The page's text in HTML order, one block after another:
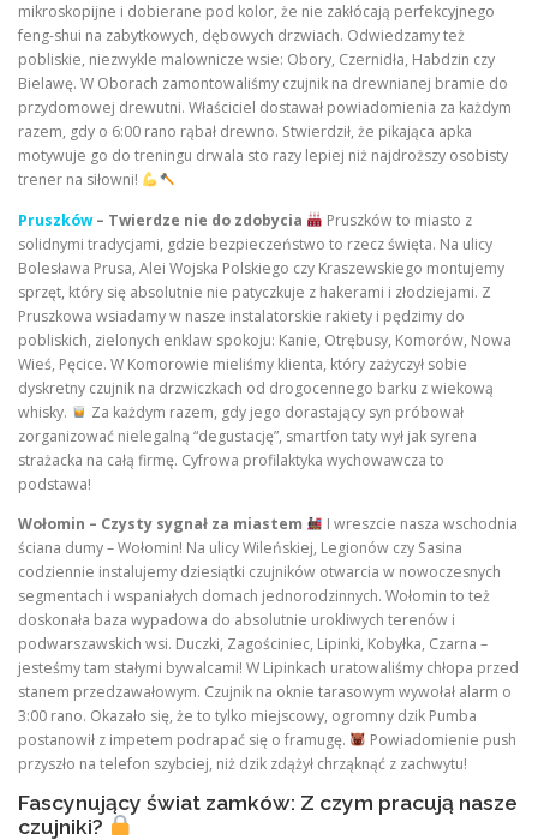
mikroskopijne i dobierane pod kolor, że nie zakłócają perfekcyjnego
feng-shui na zabytkowych, dębowych drzwiach. Odwiedzamy też
pobliskie, niezwykle malownicze wsie: Obory, Czernidła, Habdzin czy
Bielawę. W Oborach zamontowaliśmy czujnik na drewnianej bramie do
przydomowej drewutni. Właściciel dostawał powiadomienia za każdym
razem, gdy o 6:00 rano rąbał drewno. Stwierdził, że pikająca apka
motywuje go do treningu drwala sto razy lepiej niż najdroższy osobisty
trener na siłowni!
Pruszków– Twierdze nie do zdobycia
Pruszków to miasto z
solidnymi tradycjami, gdzie bezpieczeństwo to rzecz święta. Na ulicy
Bolesława Prusa, Alei Wojska Polskiego czy Kraszewskiego montujemy
sprzęt, który się absolutnie nie patyczkuje z hakerami i złodziejami. Z
Pruszkowa wsiadamy w nasze instalatorskie rakiety i pędzimy do
pobliskich, zielonych enklaw spokoju: Kanie, Otrębusy, Komorów, Nowa
Wieś, Pęcice. W Komorowie mieliśmy klienta, który zażyczył sobie
dyskretny czujnik na drzwiczkach od drogocennego barku z wiekową
whisky.
Za każdym razem, gdy jego dorastający syn próbował
zorganizować nielegalną “degustację”, smartfon taty wył jak syrena
strażacka na całą firmę. Cyfrowa profilaktyka wychowawcza to
podstawa!
Wołomin – Czysty sygnał za miastem
I wreszcie nasza wschodnia
ściana dumy – Wołomin! Na ulicy Wileńskiej, Legionów czy Sasina
codziennie instalujemy dziesiątki czujników otwarcia w nowoczesnych
segmentach i wspaniałych domach jednorodzinnych. Wołomin to też
doskonała baza wypadowa do absolutnie urokliwych terenów i
podwarszawskich wsi. Duczki, Zagościniec, Lipinki, Kobyłka, Czarna –
jesteśmy tam stałymi bywalcami! W Lipinkach uratowaliśmy chłopa przed
stanem przedzawałowym. Czujnik na oknie tarasowym wywołał alarm o
3:00 rano. Okazało się, że to tylko miejscowy, ogromny dzik Pumba
postanowił z impetem podrapać się o framugę.
Powiadomienie push
przyszło na telefon szybciej, niż dzik zdążył chrząknąć z zachwytu!
Fascynujący świat zamków: Z czym pracują nasze
czujniki?